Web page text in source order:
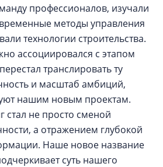
профессионалов, изучали
методы управления
технологии строительства.
ассоциировался с этапом
транслировать ту
и масштаб амбиций,
нашим новым проектам.
стал не просто сменой
а отражением глубокой
Наше новое название
суть нашего